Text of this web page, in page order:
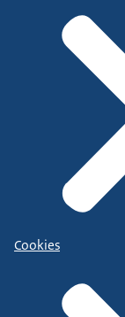
Cookies